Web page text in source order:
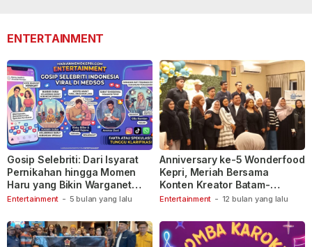
ENTERTAINMENT
Entertainment - 5 bulan yang lalu
Gosip Selebriti: Dari Isyarat
Pernikahan hingga Momen
Haru yang Bikin Warganet
Berspekulasi
Entertainment - 12 bulan yang lalu
Anniversary ke-5 Wonderfood
Kepri, Meriah Bersama
Konten Kreator Batam-
Tanjungpinang